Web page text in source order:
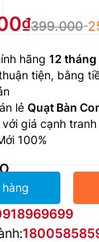
399.000-
hãng 12 tháng
tiện, bằng
lẻ Quạt Bàn
giá cạnh tranh
100%